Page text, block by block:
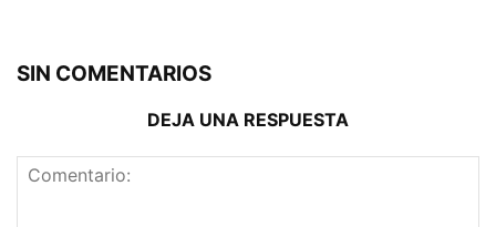
SIN COMENTARIOS
DEJA UNA RESPUESTA